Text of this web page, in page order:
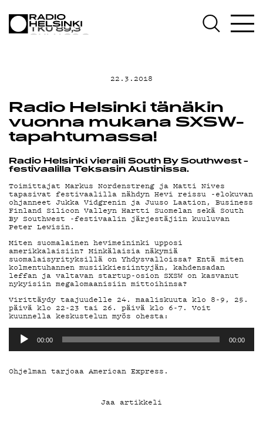
AJANKOHTAISTA
OHJELMAT
TEKIJÄT
ON-DEMAND
PODCAST
MAINOSTA
YHTEYSTIEDOT
G LIVELAB
YSTÄVÄKLUBI
TIETOSUOJA
22.3.2018
Radio Helsinki tänäkin
vuonna mukana SXSW-
tapahtumassa!
Radio Helsinki vieraili South By Southwest -
festivaalilla Teksasin Austinissa.
Toimittajat Markus Nordenstreng ja Matti Nives
tapasivat festivaalilla nähdyn Hevi reissu -elokuvan
ohjanneet Jukka Vidgrenin ja Juuso Laation, Business
Finland Silicon Valleyn Hartti Suomelan sekä South
By Southwest -festivaalin järjestäjiin kuuluvan
Peter Lewisin.
Miten suomalainen hevimeininki upposi
amerikkalaisiin? Minkälaisia näkymiä
suomalaisyrityksillä on Yhdysvalloissa? Entä miten
kolmentuhannen musiikkiesiintyjän, kahdensadan
leffan ja valtavan startup-osion SXSW on kasvanut
nykyisiin megalomaanisiin mittoihinsa?
Virittäydy taajuudelle 24. maaliskuuta klo 8-9, 25.
päivä klo 22-23 tai 26. päivä klo 6-7. Voit
kuunnella keskustelun myös ohesta:
Äänitoistin
00:00 00:00
Ohjelman tarjoaa American Express.
Jaa artikkeli